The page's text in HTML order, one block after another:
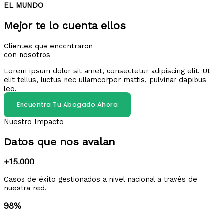
EL MUNDO
Mejor te lo cuenta ellos
Clientes que encontraron
con nosotros
Lorem ipsum dolor sit amet, consectetur adipiscing elit. Ut
elit tellus, luctus nec ullamcorper mattis, pulvinar dapibus
leo.
Encuentra Tu Abogado Ahora
Nuestro Impacto
Datos que nos avalan
+15.000
Casos de éxito gestionados a nivel nacional a través de
nuestra red.
98%